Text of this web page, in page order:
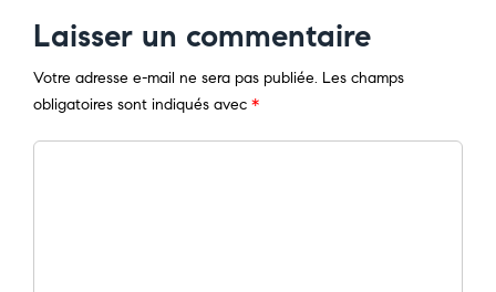
Laisser un commentaire
Votre adresse e-mail ne sera pas publiée. Les champs
obligatoires sont indiqués avec *